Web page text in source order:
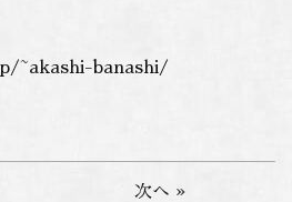
~akashi-banashi/
次へ »